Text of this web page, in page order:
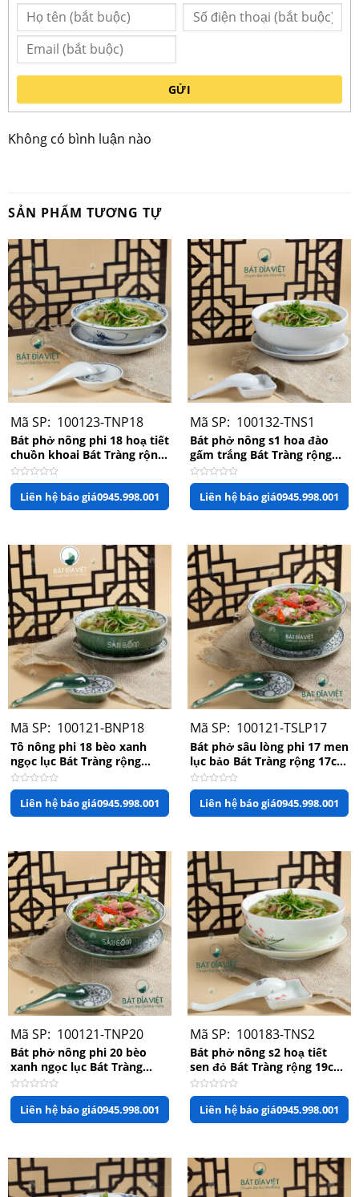
Bát phở men ngọc lục bảo
Bát kèm đĩa lót
Thông số kỹ thuật sản phẩm
GỬI
Không có bình luận nào
SẢN PHẨM TƯƠNG TỰ
Mã SP: 100123-TNP18
Bát phở nông phi 18 hoạ tiết
chuồn khoai Bát Tràng rộng
18cm x 5cm
Được
xếp
hạng
Liên hệ báo giá0945.998.001
Mã SP: 100132-TNS1
Bát phở nông s1 hoa đào
gấm trắng Bát Tràng rộng
21cm x 8cm
Được
xếp
hạng
Liên hệ báo giá0945.998.001
Mã SP: 100121-BNP18
Tô nông phi 18 bèo xanh
ngọc lục Bát Tràng rộng
18cm x 5,5cm
Được
xếp
hạng
Liên hệ báo giá0945.998.001
Mã SP: 100121-TSLP17
Bát phở sâu lòng phi 17 men
lục bảo Bát Tràng rộng 17cm
x 7,5cm
Được
xếp
hạng
Liên hệ báo giá0945.998.001
Mã SP: 100121-TNP20
Bát phở nông phi 20 bèo
xanh ngọc lục Bát Tràng
rộng 20cm x 7cm
Được
xếp
hạng
Liên hệ báo giá0945.998.001
Mã SP: 100183-TNS2
Bát phở nông s2 hoạ tiết
sen đỏ Bát Tràng rộng 19cm
x 7cm
Được
xếp
hạng
Liên hệ báo giá0945.998.001